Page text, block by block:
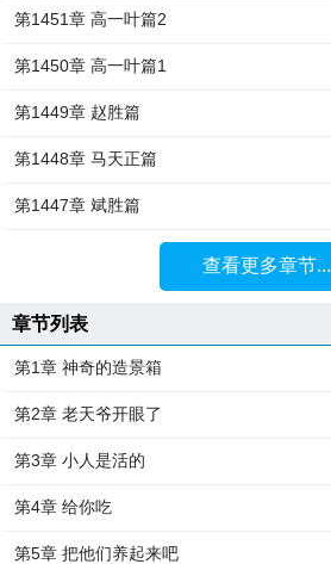
第1451章 高一叶篇2
第1450章 高一叶篇1
第1449章 赵胜篇
第1448章 马天正篇
第1447章 斌胜篇
查看更多章节...
章节列表
第1章 神奇的造景箱
第2章 老天爷开眼了
第3章 小人是活的
第4章 给你吃
第5章 把他们养起来吧